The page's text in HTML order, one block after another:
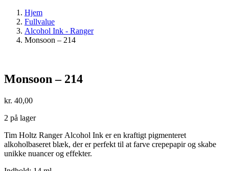
Hjem
Fullvalue
Alcohol Ink - Ranger
Monsoon – 214
Monsoon – 214
kr. 40,00
2 på lager
Tim Holtz Ranger Alcohol Ink er en kraftigt pigmenteret
alkoholbaseret blæk, der er perfekt til at farve crepepapir og skabe
unikke nuancer og effekter.